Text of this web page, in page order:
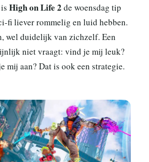
High on Life 2 de woensdag tip
fi liever rommelig en luid hebben.
wel duidelijk van zichzelf. Een
niet vraagt: vind je mij leuk?
mij aan? Dat is ook een strategie.